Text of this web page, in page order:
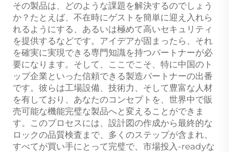
その製品は、どのような課題を解決するのでしょう
か？たとえば、不在時にゲストを簡単に迎え入れら
れるようにする、あるいは極めて高いセキュリティ
を提供するなどです。アイデアが固まったら、それ
を確実に実現できる専門知識を持つパートナーが必
要になります。そして、ここでこそ、特に中国のト
ップ企業といった信頼できる製造パートナーの出番
です。彼らは工場設備、技術力、そして豊富な人材
を有しており、あなたのコンセプトを、世界中で販
売可能な機能完璧な製品へと変えることができま
す。このプロセスには、設計図の作成から最終的な
ロックの品質検査まで、多くのステップが含まれ、
すべてが買い手にとって完璧で、市場投入-readyな